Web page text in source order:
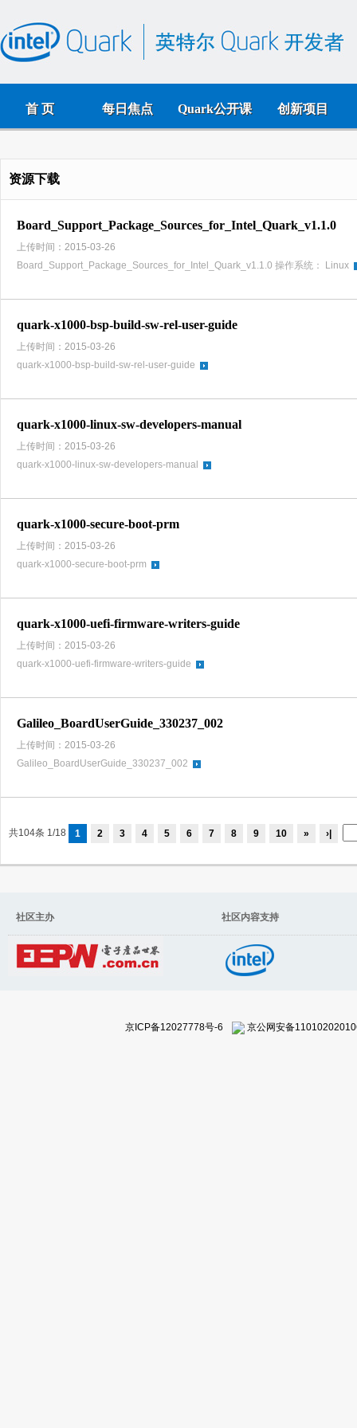
首 页 每日焦点 Quark公开课 创新项目
资源下载
Board_Support_Package_Sources_for_Intel_Quark_v1.1.0
上传时间：2015-03-26
Board_Support_Package_Sources_for_Intel_Quark_v1.1.0 操作系统： Linux
quark-x1000-bsp-build-sw-rel-user-guide
上传时间：2015-03-26
quark-x1000-bsp-build-sw-rel-user-guide
quark-x1000-linux-sw-developers-manual
上传时间：2015-03-26
quark-x1000-linux-sw-developers-manual
quark-x1000-secure-boot-prm
上传时间：2015-03-26
quark-x1000-secure-boot-prm
quark-x1000-uefi-firmware-writers-guide
上传时间：2015-03-26
quark-x1000-uefi-firmware-writers-guide
Galileo_BoardUserGuide_330237_002
上传时间：2015-03-26
Galileo_BoardUserGuide_330237_002
共104条 1/18 1 2 3 4 5 6 7 8 9 10 » ›|
社区主办 社区内容支持
京ICP备12027778号-6 京公网安备